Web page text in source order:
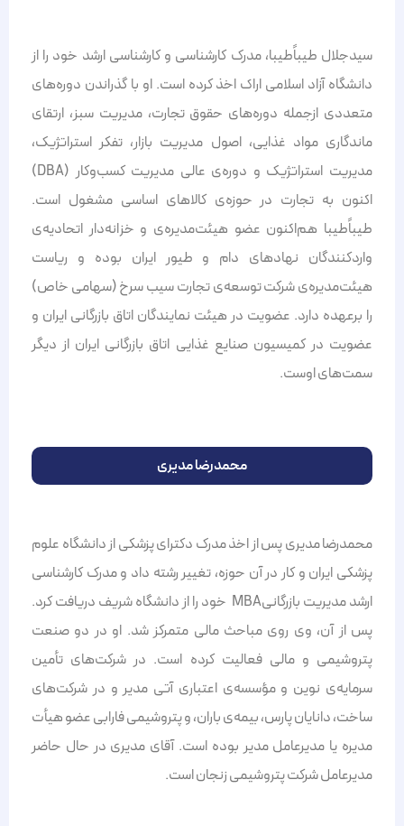
سیدجلال طیباًطیبا، مدرک کارشناسی و کارشناسی ارشد خود را از
دانشگاه آزاد اسلامی اراک اخذ کرده است. او با گذراندن دوره‌های
متعددی ازجمله دوره‌‌های حقوق تجارت، مدیریت سبز، ارتقای
ماندگاری مواد غذایی، اصول مدیریت بازار، تفکر استراتژیک،
مدیریت استراتژیک و دوره‌ی عالی مدیریت کسب‌وکار (DBA)
اکنون به تجارت در حوزه‌ی کالاهای اساسی مشغول است.
طیبا‌ًطیبا هم‌اکنون ‏عضو هیئت‌مدیره‌ی و خزانه‌دار اتحادیه‌ی
واردکنندگان نهادهای دام ‏و طیور ایران بوده و ریاست
هیئت‌مدیره‌ی شرکت توسعه‌ی تجارت سیب سرخ (سهامی خاص)
را برعهده دارد. عضویت در هیئت نمایندگان اتاق بازرگانی ایران و
عضویت در کمیسیون صنایع غذایی اتاق بازرگانی ایران از دیگر
سمت‌های اوست.
محمدرضا مدیری
محمدرضا مدیری پس از اخذ مدرک دکترای پزشکی از دانشگاه علوم
پزشکی ایران و کار در آن حوزه، تغییر رشته داد و مدرک کارشناسی
ارشد مدیریت بازرگانی‎ MBA خود را از ‏دانشگاه شریف ‎دریافت کرد.‏
پس از آن، وی روی مباحث مالی متمرکز شد. او در دو ‏صنعت
پتروشیمی و مالی فعالیت کرده است. در شرکت‌های تأمین
سرمایه‌ی نوین و مؤسسه‌ی اعتباری آتی مدیر و در ‏شرکت‌های
ساخت، دانایان پارس، بیمه‌ی باران، و پتروشیمی فارابی عضو هیأت
مدیره یا مدیرعامل مدیر بوده است. آقای ‏مدیری در حال حاضر
مدیرعامل شرکت پتروشیمی زنجان است.